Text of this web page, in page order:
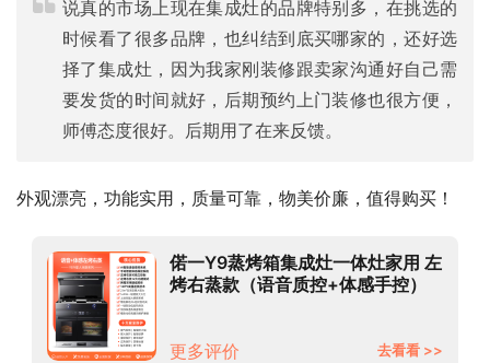
说真的市场上现在集成灶的品牌特别多，在挑选的
时候看了很多品牌，也纠结到底买哪家的，还好选
择了集成灶，因为我家刚装修跟卖家沟通好自己需
要发货的时间就好，后期预约上门装修也很方便，
师傅态度很好。后期用了在来反馈。
外观漂亮，功能实用，质量可靠，物美价廉，值得购买！
偌一Y9蒸烤箱集成灶一体灶家用 左
烤右蒸款（语音质控+体感手控）
更多评价 去看看 >>